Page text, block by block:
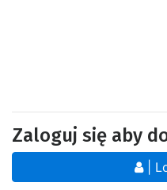
Zaloguj się aby
|